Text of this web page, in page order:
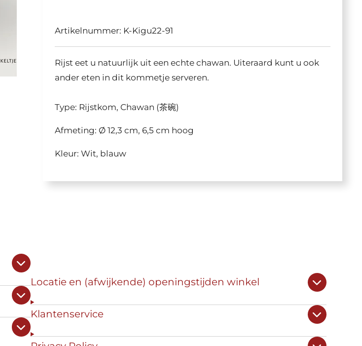
Artikelnummer: K-Kigu22-91
Rijst eet u natuurlijk uit een echte chawan. Uiteraard kunt u ook
ander eten in dit kommetje serveren.
Type: Rijstkom, Chawan (茶碗)
Afmeting: Ø 12,3 cm, 6,5 cm hoog
Kleur: Wit, blauw
Locatie en (afwijkende) openingstijden winkel
Klantenservice